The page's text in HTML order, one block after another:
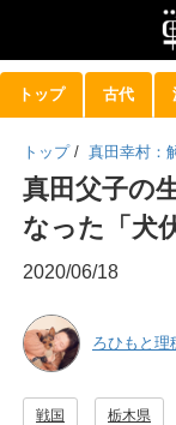
トップ 古代
トップ / 真田幸村：
真田父子の
なった「犬
2020/06/18
ろひもと理
戦国 栃木県